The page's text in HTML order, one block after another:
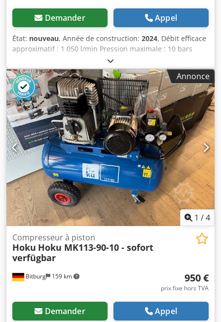
Demander Appel
État: nouveau, Année de construction: 2024, Débit efficace
approximatif : 1 050 l/min Pression maximale : 10 bars
Contenance du réservoir : 270 l Raccordement
pneumatique : ½ " Unité de vente : 1 Dimensions et poids
Longueur approximative : 1 200 mm Largeur/profondeur
approximative : 650 mm Hauteur approximative :
1 540 mm Poids approximatif : 295 kg Données électriques
Puissance absorbée du moteur électrique : 7,5 kW Tension
d’alimentation : 400 V Phase(s) : 3 phases Type de courant :
alternatif Fréquence du réseau : 50 Hz Émissions sonores
Niveau de pression acoustique Lp : 62 dB(A) Explication du
niveau de pression acoustique : niveau de pression
acoustique à 1 m de distance, conformément à la norme
DIN 45635 T 13 Moteur(s) Type de moteur : électrique
Emplacement : en stock à 54634 Bitburg - disponible
immédiatement - Cedpefh Hahjfx Akijrf
Annonce
1 /4
Bitburg 159 km
Compresseur à piston
Hoku Hoku MK113-90-10 - sofort
verfügbar
950 €
prix fixe hors TVA
Demander Appel